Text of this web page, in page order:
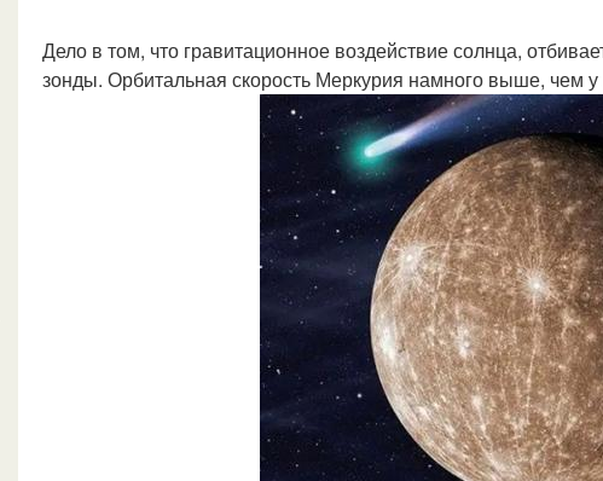
Дело в том, что гравитационное воздействие солнца,
зонды. Орбитальная скорость Меркурия намного выше, чем